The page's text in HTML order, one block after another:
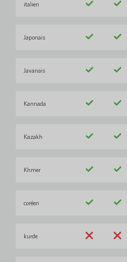
italien
Japonais
Javanais
Kannada
Kazakh
Khmer
coréen
kurde